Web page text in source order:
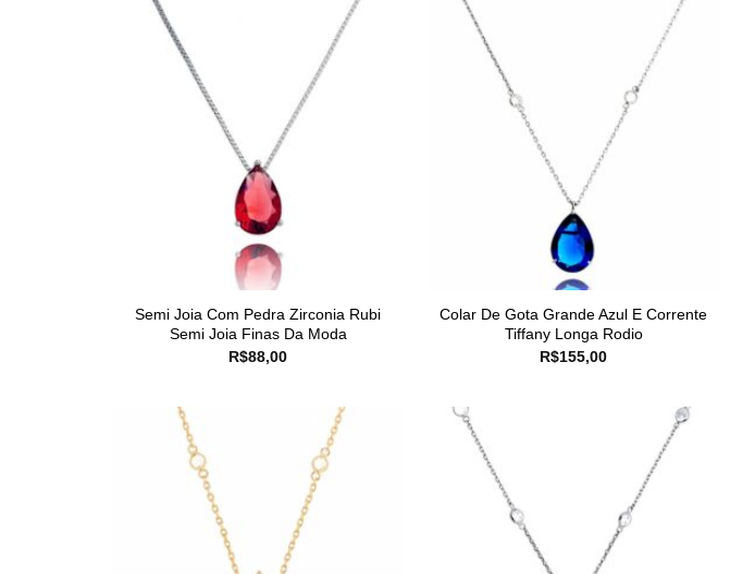
Semi Joia Com Pedra Zirconia Rubi
Semi Joia Finas Da Moda
R$88,00
Colar De Gota Grande Azul E Corrente
Tiffany Longa Rodio
R$155,00